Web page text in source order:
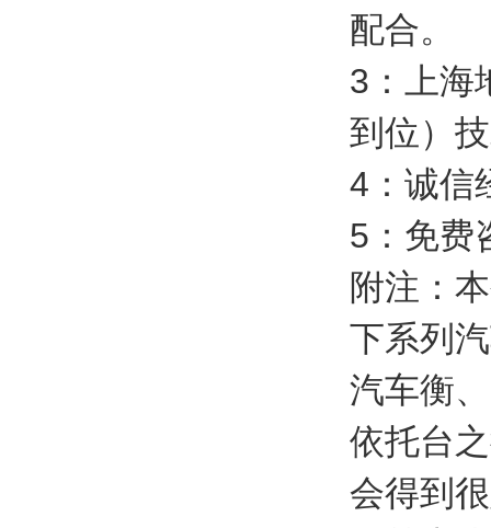
配合。
3 ：上
到位）
4 ：诚
5 ：免
附注：
下系列
汽车衡
依托台
会得到